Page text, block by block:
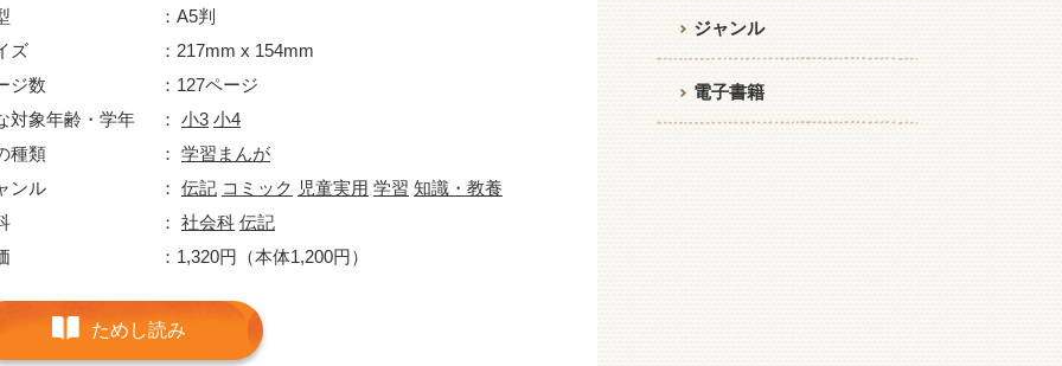
A5判
ズ
217mm x 154mm
ジ数
127ページ
対象年齢・学年
小3 小4
種類
学習まんが
ンル
伝記 コミック 児童実用 学習 知識・教養
社会科 伝記
1,320円（本体1,200円）
ためし読み
ジャンル
電子書籍